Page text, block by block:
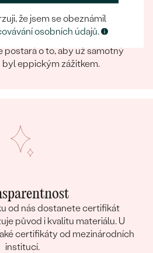
zážitek
i osobně se můžete spolehnout
postará o to, aby už samotný
eppickým zážitkem.
od nás dostanete certifikát
původ i kvalitu materiálu. U
certifikáty od mezinárodních
institucí.
že jsem se obeznámil
osobních údajů.